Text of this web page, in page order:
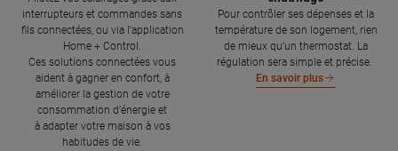
interrupteurs et commandes sans
fils connectées, ou via l'application
Home + Control.
Ces solutions connectées vous
aident à gagner en confort, à
améliorer la gestion de votre
consommation d’énergie et
à adapter votre maison à vos
habitudes de vie.
Pour contrôler ses dépenses et la
température de son logement, rien
de mieux qu’un thermostat. La
régulation sera simple et précise.
En savoir plus